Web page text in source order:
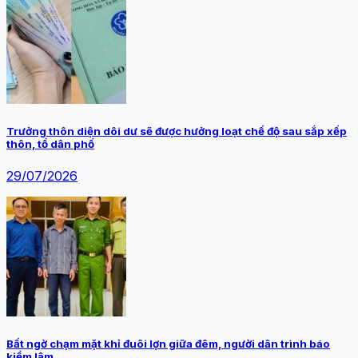
Trưởng thôn diện dôi dư sẽ được hưởng loạt chế độ sau sắp xếp
thôn, tổ dân phố
29/07/2026
Bất ngờ chạm mặt khỉ đuôi lợn giữa đêm, người dân trình báo